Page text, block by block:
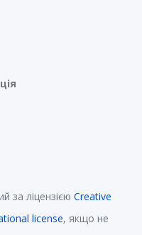
за ліцензією Creative
license, якщо не